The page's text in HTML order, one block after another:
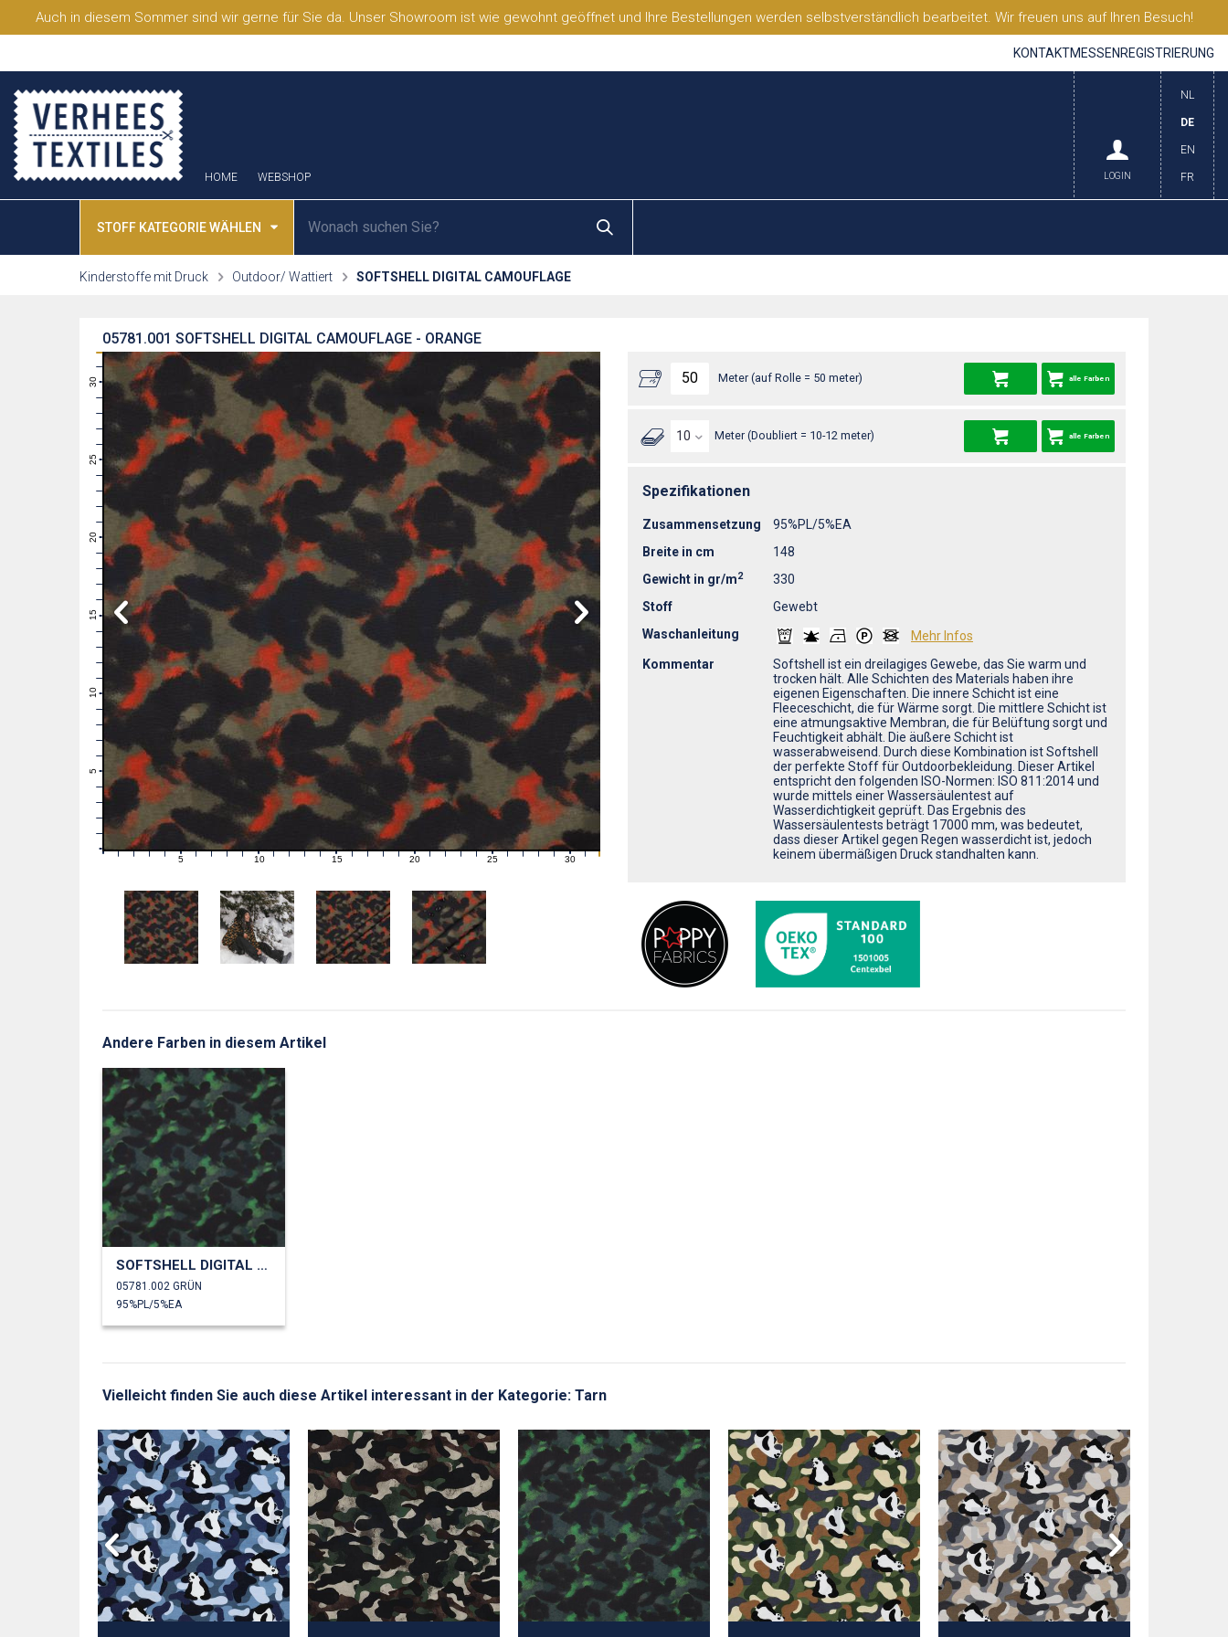
Auch in diesem Sommer sind wir gerne für Sie da. Unser Showroom ist wie gewohnt geöffnet und Ihre Bestellungen werden selbstverständlich bearbeitet. Wir freuen uns auf Ihren Besuch!
KONTAKTMESSEN REGISTRIERUNG
HOME WEBSHOP
NL
DE
EN
FR
LOGIN
STOFF KATEGORIE WÄHLEN
Kinderstoffe mit Druck Outdoor/ Wattiert SOFTSHELL DIGITAL CAMOUFLAGE
SOFTSHELL DIGITAL CAMOUFLAGE - ORANGE
05781.001
3
8
10
11
12
13
14
15
16
17
18
19
20
21
22
23
24
25
26
27
28
29
30
31
0 1 2 3 4 6 7 8 9 11 12 13 14 15 16 17 18 19 21 22 23 24 25 26 27 28 29 30 31
Meter (auf Rolle = 50 meter) alle Farben
Meter (Doubliert = 10-12 meter) alle Farben
Spezifikationen
Zusammensetzung
95%PL/5%EA
Breite in cm
148
Gewicht in gr/m2
330
Stoff
Gewebt
Waschanleitung
Mehr Infos
Kommentar
Softshell ist ein dreilagiges Gewebe, das Sie warm und
trocken hält. Alle Schichten des Materials haben ihre
eigenen Eigenschaften. Die innere Schicht ist eine
Fleeceschicht, die für Wärme sorgt. Die mittlere Schicht ist
eine atmungsaktive Membran, die für Belüftung sorgt und
Feuchtigkeit abhält. Die äußere Schicht ist
wasserabweisend. Durch diese Kombination ist Softshell
der perfekte Stoff für Outdoorbekleidung. Dieser Artikel
entspricht den folgenden ISO-Normen: ISO 811:2014 und
wurde mittels einer Wassersäulentest auf
Wasserdichtigkeit geprüft. Das Ergebnis des
Wassersäulentests beträgt 17000 mm, was bedeutet,
dass dieser Artikel gegen Regen wasserdicht ist, jedoch
keinem übermäßigen Druck standhalten kann.
Andere Farben in diesem Artikel
SOFTSHELL DIGITAL CAMOUFLAGE
05781.002 GRÜN
95%PL/5%EA
Vielleicht finden Sie auch diese Artikel interessant in der Kategorie: Tarn